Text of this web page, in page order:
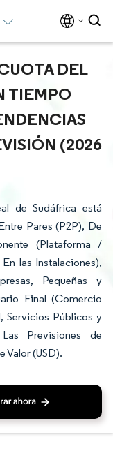
DEL
TIEMPO
(2026
de Sudáfrica está
Pares (P2P), De
(Plataforma /
las Instalaciones),
Pequeñas y
Final (Comercio
Servicios Públicos y
Previsiones de
Valor (USD).